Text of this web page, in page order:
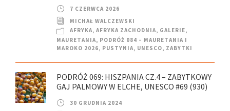
7 CZERWCA 2026
MICHAŁ WALCZEWSKI
AFRYKA, AFRYKA ZACHODNIA, GALERIE,
MAURETANIA, PODRÓŻ 084 – MAURETANIA I
MAROKO 2026, PUSTYNIA, UNESCO, ZABYTKI
PODRÓŻ 069: HISZPANIA CZ.4 – ZABYTKOWY
GAJ PALMOWY W ELCHE, UNESCO #69 (930)
30 GRUDNIA 2024